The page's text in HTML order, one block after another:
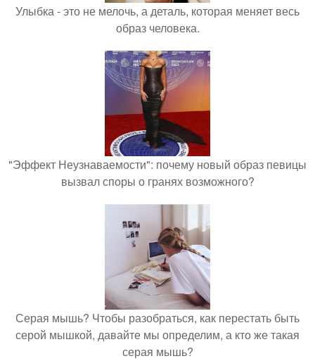
Улыбка - это не мелочь, а деталь, которая меняет весь
образ человека.
"Эффект Неузнаваемости": почему новый образ певицы
вызвал споры о гранях возможного?
Серая мышь? Чтобы разобраться, как перестать быть
серой мышкой, давайте мы определим, а кто же такая
серая мышь?